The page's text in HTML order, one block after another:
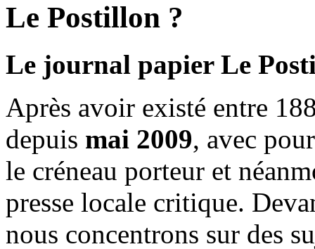
Le Postillon ?
Le journal papier Le
Après avoir existé entre
depuis mai 2009, avec
le créneau porteur et
presse locale critique.
nous concentrons sur des